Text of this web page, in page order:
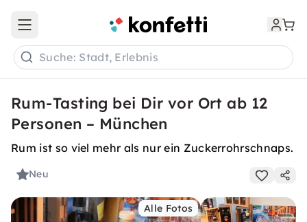
Open main menu
Suche: Stadt, Erlebnis
Rum-Tasting bei Dir vor Ort ab 12
Personen – München
Rum ist so viel mehr als nur ein Zuckerrohrschnaps.
Neu
Alle Fotos